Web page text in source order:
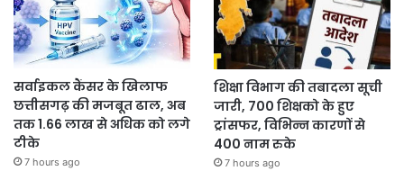
सर्वाइकल कैंसर के खिलाफ
छत्तीसगढ़ की मजबूत ढाल, अब
तक 1.66 लाख से अधिक को लगे
टीके
7 hours ago
शिक्षा विभाग की तबादला सूची
जारी, 700 शिक्षको के हुए
ट्रांसफर, विभिन्न कारणों से
400 नाम रुके
7 hours ago